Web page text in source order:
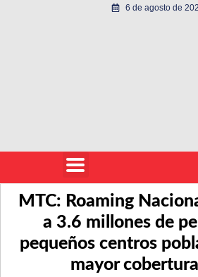
6 de agosto de
MTC: Roaming
a 3.6 millones de
pequeños centros
mayor